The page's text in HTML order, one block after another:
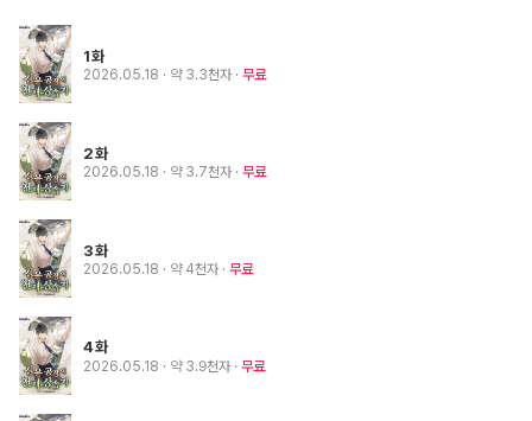
1화
2026.05.18 · 약 3.3천자 무료
2화
2026.05.18 · 약 3.7천자 무료
3화
2026.05.18 · 약 4천자 무료
4화
2026.05.18 · 약 3.9천자 무료